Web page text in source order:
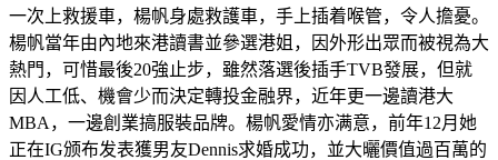
一次上救援車，楊帆身處救護車，手上插着喉管，令人擔憂。
楊帆當年由內地來港讀書並參選港姐，因外形出眾而被視為大
熱門，可惜最後20強止步，雖然落選後插手TVB發展，但就
因人工低、機會少而決定轉投金融界，近年更一邊讀港大
MBA，一邊創業搞服裝品牌。楊帆愛情亦满意，前年12月她
正在IG颁布发表獲男友Dennis求婚成功，並大曬價值過百萬的